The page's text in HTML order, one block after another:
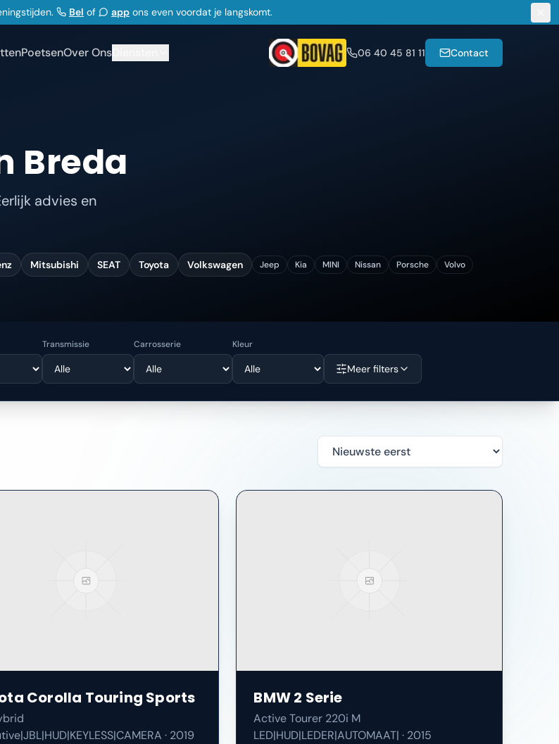
Bel of app ons even voordat je langskomt.
PoetsenOver Ons 06 40 45 81 11 Contact
Breda
advies en
Mitsubishi SEAT Toyota Volkswagen Jeep Kia MINI Nissan Porsche Volvo
Transmissie Carrosserie Kleur
Meer filters
Corolla Touring Sports
· 2019
BMW2 Serie
Active Tourer 220i M
LED|HUD|LEDER|AUTOMAAT| · 2015